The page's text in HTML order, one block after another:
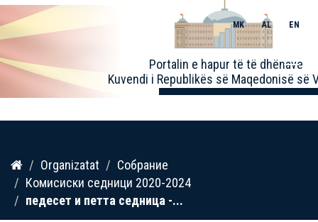
Kalo
përmbajtja
Portalin e hapur të të dhënave
Kuvendi i Republikës së Maqedonisë së
MK AL EN
Toggle
Organizatat
Собрание
Комисиски седници 2020-2024
педесет и петта седница -...